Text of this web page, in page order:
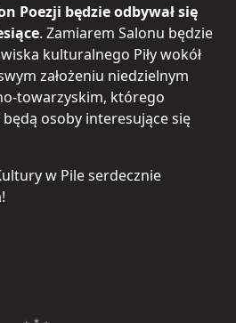
Poezji będzie odbywał się
. Zamiarem Salonu będzie
kulturalnego Piły wokół
założeniu niedzielnym
towarzyskim, którego
osoby interesujące się
w Pile serdecznie